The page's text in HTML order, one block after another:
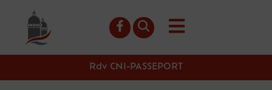
principal
Rdv CNI-PASSEPORT